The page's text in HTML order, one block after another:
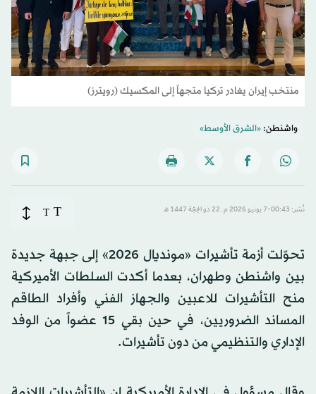
منتخب إيران يغادر تركيا متجهاً إلى المكسيك (رويترز)
واشنطن:«الشرق الأوسط»
نُشر: 00:43-7 يونيو 2026 م ـ 22 ذو الحِجّة 1447 هـ T
T
تحوّلت أزمة تأشيرات «مونديال 2026» إلى جبهة جديدة
بين واشنطن وطهران، بعدما أكدت السلطات الأميركية
منح التأشيرات للاعبين والجهاز الفني وأفراد الطاقم
المساند الضروريين، في حين بقي 15 عضواً من الوفد
الإداري والتنظيمي من دون تأشيرات.